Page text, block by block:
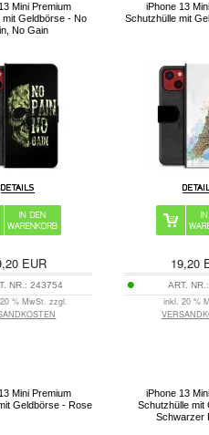
Mini Premium
mit Geldbörse - No
No Gain
EUR
NR.:243754
% MwSt. zzgl.
iPhone 13
Schutzhülle mit
19,20
ART.
inkl. 20 %
Mini Premium
Geldbörse - Rose
iPhone 13
Schutzhülle mit
Schwarzer